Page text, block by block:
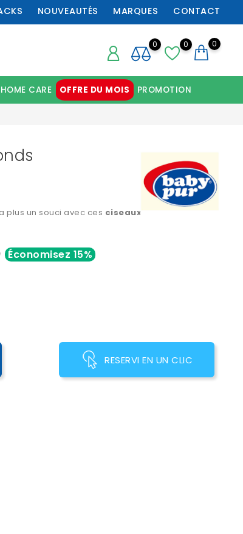
NOUVEAUTÉS MARQUES CONTACT
0 0
0
HOME CARE OFFRE DU MOIS PROMOTION
plus un souci avec ces ciseaux à bouts ronds
Économisez 15%
RESERVI EN UN CLIC